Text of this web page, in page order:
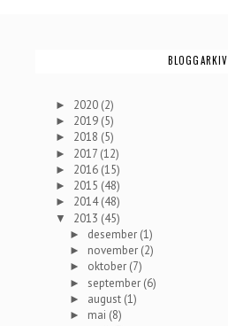
BLOGGARKIV
► 2020 (2)
► 2019 (5)
► 2018 (5)
► 2017 (12)
► 2016 (15)
► 2015 (48)
► 2014(48)
▼ 2013 (45)
► desember (1)
► november (2)
► oktober (7)
► september (6)
► august (1)
► mai (8)